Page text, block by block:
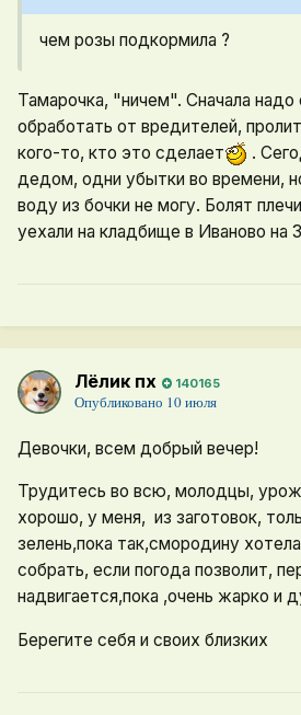
чем розы подкормила ?
Тамарочка, "ничем". Сначала надо
обработать от вредителей,
кого-то, кто это сделает
.
дедом, одни убытки во времени,
воду из бочки не могу. Болят
уехали на кладбище в Иваново на
Лёлик пх 140165
Опубликовано 10 июля
Девочки, всем добрый вечер!
Трудитесь во всю, молодцы,
хорошо, у меня, из заготовок,
зелень,пока так,смородину
собрать, если погода позволит,
надвигается,пока ,очень жарко и
Берегите себя и своих близких